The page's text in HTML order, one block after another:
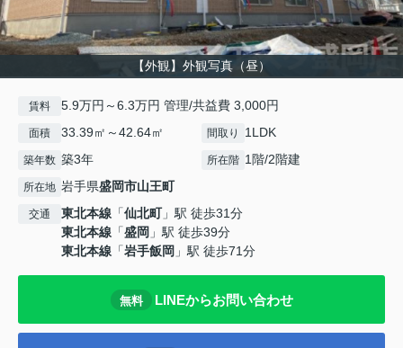
【外観】外観写真（昼）
賃料 5.9万円～6.3万円 管理/共益費 3,000円
面積 33.39㎡～42.64㎡ 間取り 1LDK
築年数 築3年 所在階 1階/2階建
所在地 岩手県盛岡市山王町
交通 東北本線 「仙北町」駅 徒歩31分
東北本線 「盛岡 」駅 徒歩39分
東北本線 「岩手飯岡 」駅 徒歩71分
無料 LINEからお問い合わせ